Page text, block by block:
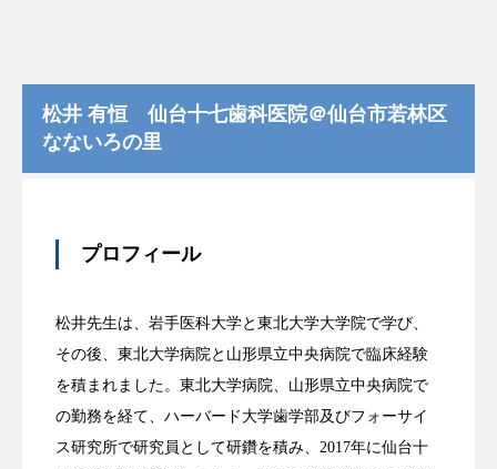
松井 有恒 仙台十七歯科医院＠仙台市若林区
なないろの里
プロフィール
松井先生は、岩手医科大学と東北大学大学院で学び、
その後、東北大学病院と山形県立中央病院で臨床経験
を積まれました。東北大学病院、山形県立中央病院で
の勤務を経て、ハーバード大学歯学部及びフォーサイ
ス研究所で研究員として研鑽を積み、2017年に仙台十